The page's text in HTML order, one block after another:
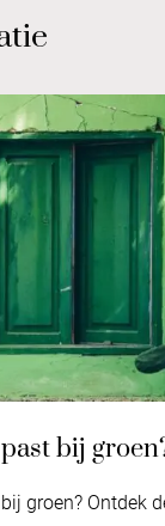
bij
groen? Ontdek